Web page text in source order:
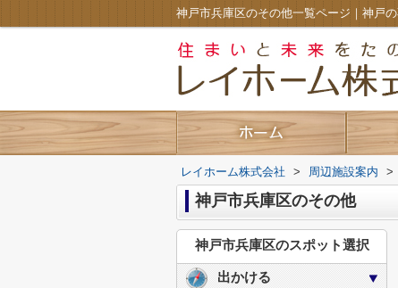
レイホーム株式会社 > 周辺施設案内 >
神戸市兵庫区のその他
神戸市兵庫区のスポット選択
出かける